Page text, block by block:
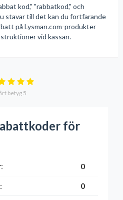
kod," "rabbatkod," och
stavar till det kan du fortfarande
på Lysman.com-produkter
vid kassan.
betyg 5
för
0
0